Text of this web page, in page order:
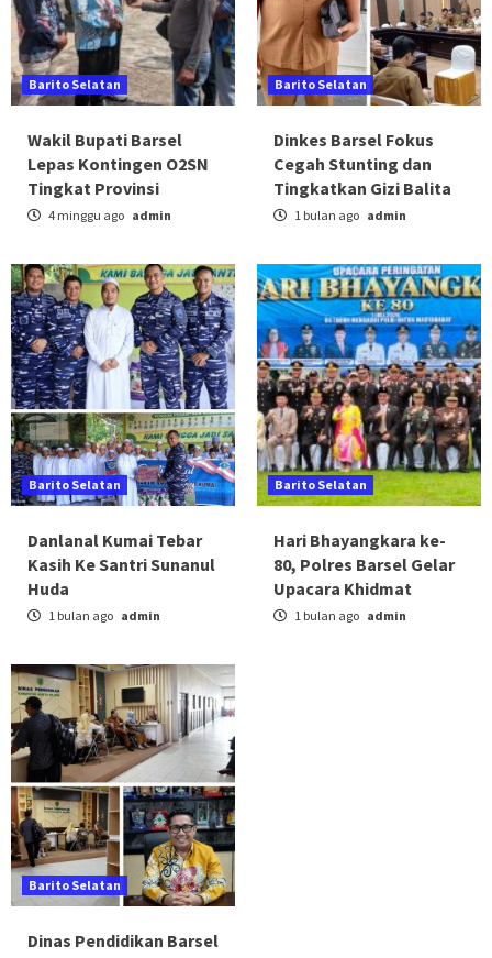
Barito Selatan
Wakil Bupati Barsel
Lepas Kontingen O2SN
Tingkat Provinsi
4 minggu ago admin
Barito Selatan
Dinkes Barsel Fokus
Cegah Stunting dan
Tingkatkan Gizi Balita
1 bulan ago admin
Barito Selatan
Danlanal Kumai Tebar
Kasih Ke Santri Sunanul
Huda
1 bulan ago admin
Barito Selatan
Hari Bhayangkara ke-
80, Polres Barsel Gelar
Upacara Khidmat
1 bulan ago admin
Barito Selatan
Dinas Pendidikan Barsel